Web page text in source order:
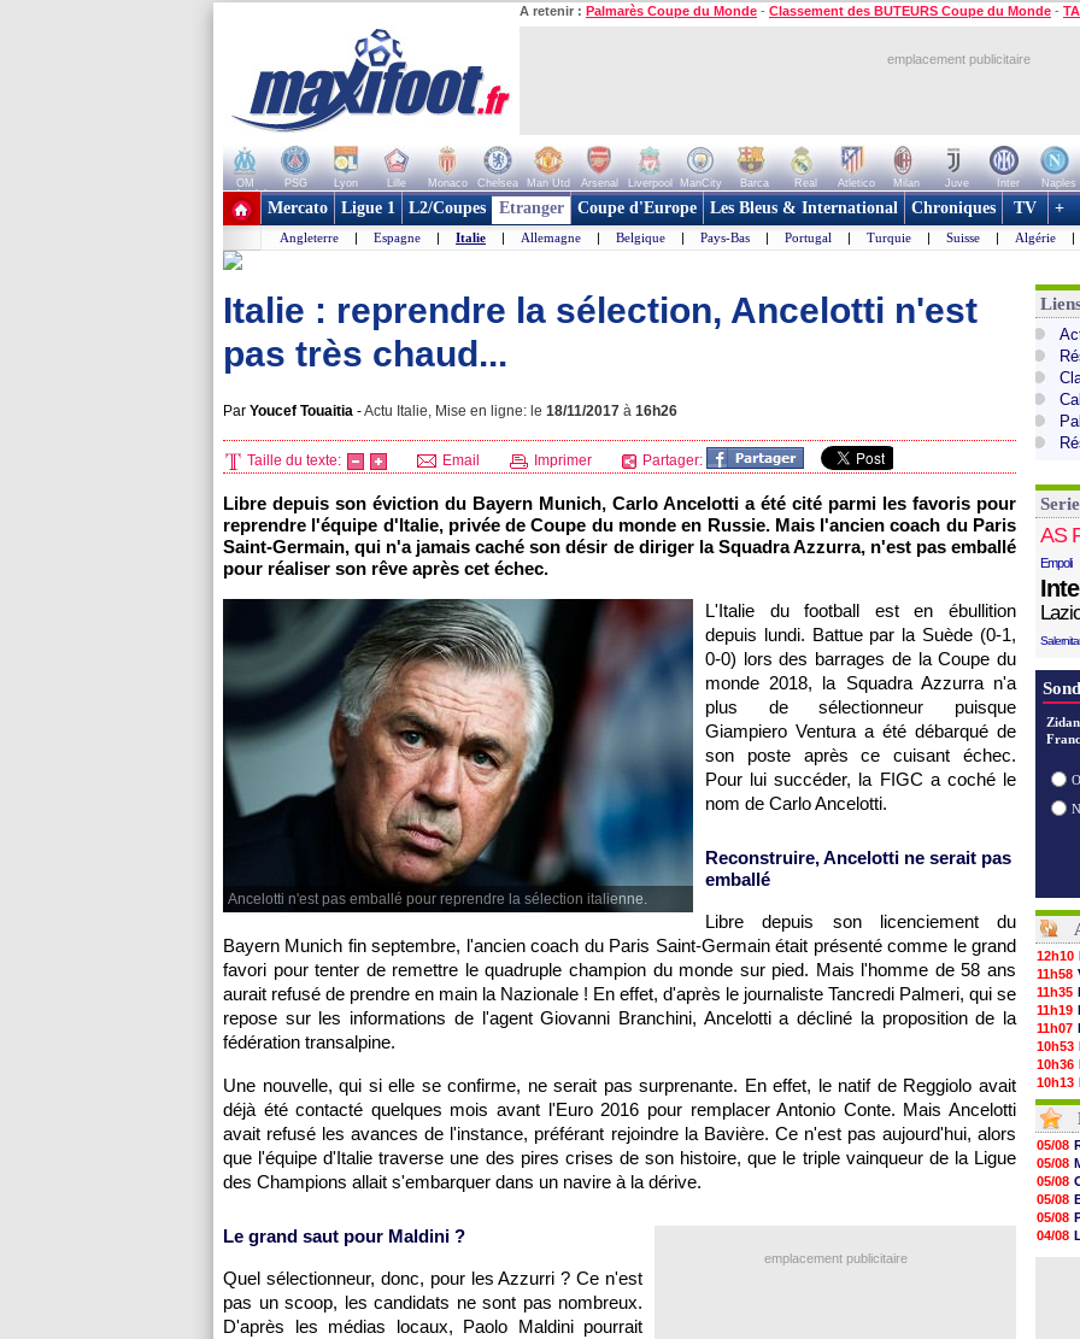
A retenir : Palmarès Coupe du Monde - Classement des BUTEURS Coupe du Monde -
emplacement publicitaire
OM PSG Lyon Lille Monaco Chelsea Man Utd Arsenal Liverpool ManCity Barca Real Atletico Milan Juve Inter Naples
+ de clubs
Mercato Ligue 1 L2/Coupes Etranger Coupe d'Europe Les Bleus & International Chroniques TV +
Angleterre | Espagne | Italie | Allemagne | Belgique | Pays-Bas | Portugal | Turquie | Suisse | Algérie |
Italie : reprendre la sélection, Ancelotti n'est
pas très chaud...
Par Youcef Touaitia -Actu Italie, Mise en ligne: le 18/11/2017 à 16h26
Taille du texte: Email Imprimer Partager:
Libre depuis son éviction du Bayern Munich, Carlo Ancelotti a été cité parmi les favoris pour
reprendre l'équipe d'Italie, privée de Coupe du monde en Russie. Mais l'ancien coach du Paris
Saint-Germain, qui n'a jamais caché son désir de diriger la Squadra Azzurra, n'est pas emballé
pour réaliser son rêve après cet échec.
Ancelotti n'est pas emballé pour reprendre la sélection italienne.
L'Italie du football est en ébullition
depuis lundi. Battue par la Suède (0-1,
0-0) lors des barrages de la Coupe du
monde 2018, la Squadra Azzurra n'a
plus de sélectionneur puisque
Giampiero Ventura a été débarqué de
son poste après ce cuisant échec.
Pour lui succéder, la FIGC a coché le
nom de Carlo Ancelotti.
Reconstruire, Ancelotti ne serait pas
emballé
Libre depuis son licenciement du
Bayern Munich fin septembre, l'ancien coach du Paris Saint-Germain était présenté comme le grand
favori pour tenter de remettre le quadruple champion du monde sur pied. Mais l'homme de 58 ans
aurait refusé de prendre en main la Nazionale ! En effet, d'après le journaliste Tancredi Palmeri‏, qui se
repose sur les informations de l'agent Giovanni Branchini, Ancelotti a décliné la proposition de la
fédération transalpine.
Une nouvelle, qui si elle se confirme, ne serait pas surprenante. En effet, le natif de Reggiolo avait
déjà été contacté quelques mois avant l'Euro 2016 pour remplacer Antonio Conte. Mais Ancelotti
avait refusé les avances de l'instance, préférant rejoindre la Bavière. Ce n'est pas aujourd'hui, alors
que l'équipe d'Italie traverse une des pires crises de son histoire, que le triple vainqueur de la Ligue
des Champions allait s'embarquer dans un navire à la dérive.
emplacement publicitaire
Le grand saut pour Maldini ?
Quel sélectionneur, donc, pour les Azzurri ? Ce n'est
pas un scoop, les candidats ne sont pas nombreux.
D'après les médias locaux, Paolo Maldini pourrait
AS
Empoli
12h10
11h58
11h35
11h19
11h07
10h53
10h36
10h13
09h51
09h32
09h11
08h57
08h39
08h22
00h06
05/08
05/08
05/08
05/08
05/08
05/08
05/08
04/08